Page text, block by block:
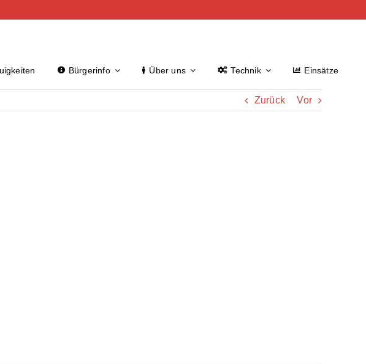
Bürgerinfo Über uns Technik Einsätze
Zurück Vor